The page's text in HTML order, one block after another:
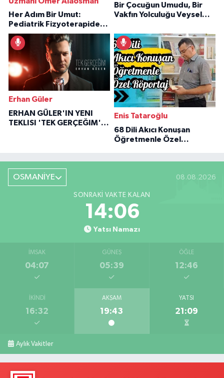
Her Adım Bir Umut:
Pediatrik Fizyoterapiden
İlham Veren Hikâyeler
Bir Çocuğun Umudu, Bir
Vakfın Yolculuğu Veysel
Erhan Güler
ERHAN GÜLER'IN YENI
TEKLISI 'TEK GERÇEĞIM'LE
Enis Tataroğlu
68 Dili Akıcı Konuşan
Öğretmenle Özel
OSMANİYE 08.08.2026
SONRAKI VAKTE KALAN
14:05
Yatsı Namazı
İMSAK
04:07
GÜNEŞ
05:39
ÖĞLE
12:46
İKINDI
16:32
AKŞAM
19:43
YATSI
21:09
Aylık Vakitler